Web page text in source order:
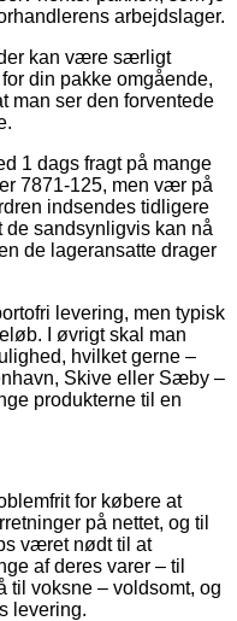
arbejdslager.
kan være særligt
din pakke omgående,
man ser den forventede
1 dags fragt på mange
7871-125, men vær på
indsendes tidligere
sandsynligvis kan nå
de lageransatte drager
levering, men typisk
I øvrigt skal man
hvilket gerne –
Skive eller Sæby –
produkterne til en
for købere at
på nettet, og til
været nødt til at
af deres varer – til
til voksne – voldsomt, og
levering.